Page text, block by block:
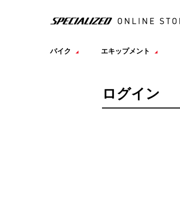
バイク エキップメント
ログイン